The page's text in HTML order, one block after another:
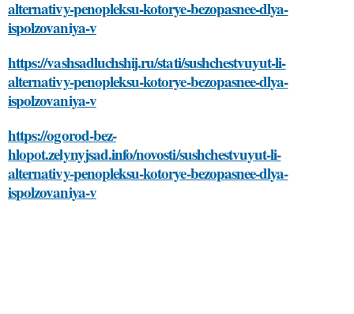
alternativy-penopleksu-kotorye-bezopasnee-dlya-
ispolzovaniya-v
https://vashsadluchshij.ru/stati/sushchestvuyut-li-
alternativy-penopleksu-kotorye-bezopasnee-dlya-
ispolzovaniya-v
https://ogorod-bez-
hlopot.zelynyjsad.info/novosti/sushchestvuyut-li-
alternativy-penopleksu-kotorye-bezopasnee-dlya-
ispolzovaniya-v